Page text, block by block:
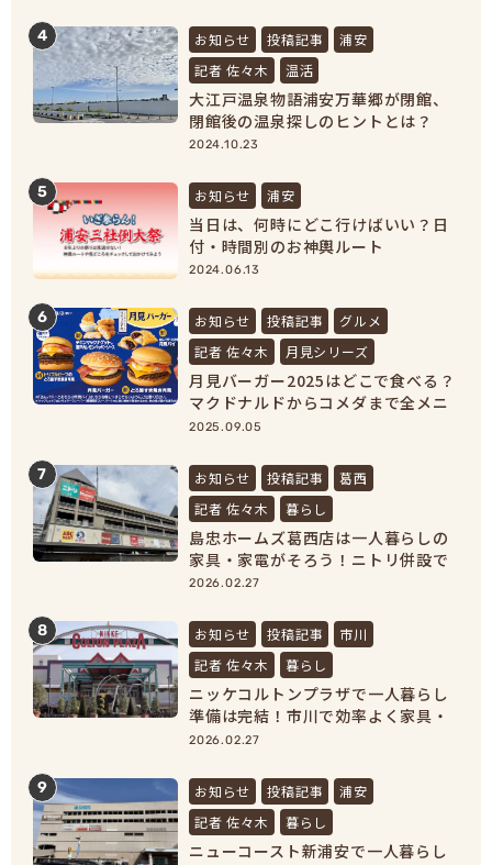
4 お知らせ 投稿記事
浦安
記者 佐々木
温活
大江戸温泉物語浦安万華郷が閉館、
閉館後の温泉探しのヒントとは？
【浦安市民必見！】
2024.10.23
5 お知らせ 浦安
当日は、何時にどこ行けばいい？日
付・時間別のお神輿ルート
2024.06.13
6 お知らせ 投稿記事
グルメ
記者 佐々木
月見シリーズ
月見バーガー2025はどこで食べる？
マクドナルドからコメダまで全メニ
ュー紹介！
2025.09.05
7 お知らせ 投稿記事
葛西
記者 佐々木
暮らし
島忠ホームズ葛西店は一人暮らしの
家具・家電がそろう！ニトリ併設で
新生活準備が完結
2026.02.27
8 お知らせ 投稿記事
市川
記者 佐々木
暮らし
ニッケコルトンプラザで一人暮らし
準備は完結！市川で効率よく家具・
家電をそろえよう！
2026.02.27
9 お知らせ 投稿記事
浦安
記者 佐々木
暮らし
ニューコースト新浦安で一人暮らし